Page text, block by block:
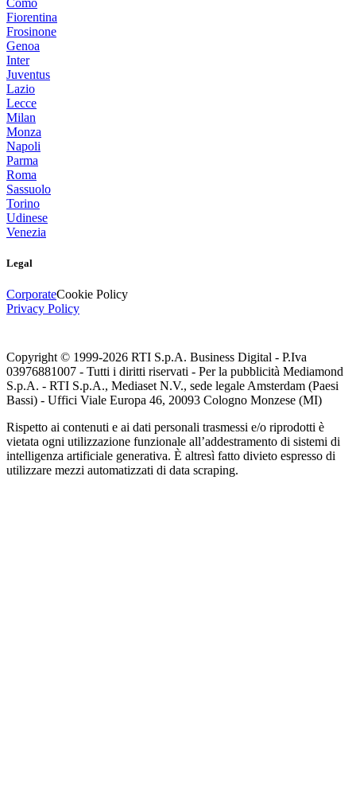
Fiorentina
Frosinone
Genoa
Inter
Juventus
Lazio
Lecce
Milan
Monza
Napoli
Parma
Roma
Sassuolo
Torino
Udinese
Venezia
Legal
CorporateCookie Policy
Privacy Policy
Copyright © 1999-2026 RTI S.p.A. Business Digital - P.Iva
03976881007 - Tutti i diritti riservati - Per la pubblicità Mediamond
S.p.A. - RTI S.p.A., Mediaset N.V., sede legale Amsterdam (Paesi
Bassi) - Uffici Viale Europa 46, 20093 Cologno Monzese (MI)
Rispetto ai contenuti e ai dati personali trasmessi e/o riprodotti è
vietata ogni utilizzazione funzionale all’addestramento di sistemi di
intelligenza artificiale generativa. È altresì fatto divieto espresso di
utilizzare mezzi automatizzati di data scraping.